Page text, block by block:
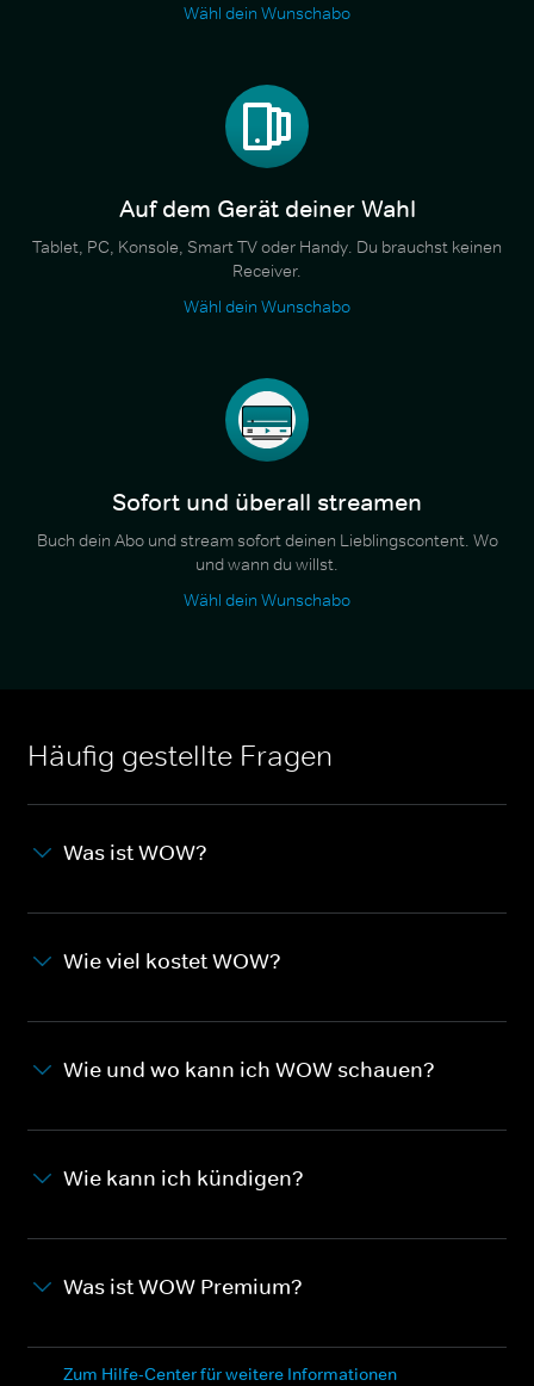
Wähl dein Wunschabo
Auf dem Gerät deiner Wahl
Tablet, PC, Konsole, Smart TV oder Handy. Du brauchst keinen
Receiver.
Wähl dein Wunschabo
Sofort und überall streamen
Buch dein Abo und stream sofort deinen Lieblingscontent. Wo
und wann du willst.
Wähl dein Wunschabo
Häufig gestellte Fragen
Was ist WOW?
Wie viel kostet WOW?
Wie und wo kann ich WOW schauen?
Wie kann ich kündigen?
Was ist WOW Premium?
Zum Hilfe-Center für weitere Informationen